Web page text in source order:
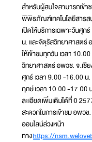
สำหรับผู้สนใจสามารถเข้
พิพิธภัณฑ์เทคโนโลยีสาร
เปิดให้บริการเฉพาะวันศุก
น. และจัตุรัสวิทยาศาสตร์
ให้เข้าชมทุกวัน เวลา
วิทยาศาสตร์ อพวช. จ.เชีย
ศุกร์ เวลา 9.00 -16.00 น
ฤกษ์ เวลา 10.00 -17.00
ละเอียดเพิ่มเติมได้ที่ 0
สะดวกในการเข้าชม อพ
ออนไลน์ล่วงหน้า
ทางhttps://